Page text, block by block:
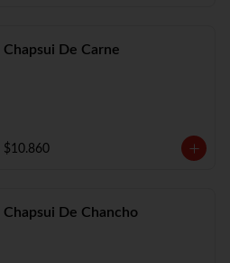
Chapsui De Carne
$10.860
Chapsui De Chancho